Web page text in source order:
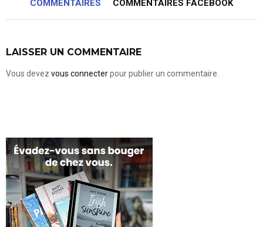
COMMENTAIRES COMMENTAIRES FACEBOOK
LAISSER UN COMMENTAIRE
Vous devez vous connecterpour publier un commentaire.